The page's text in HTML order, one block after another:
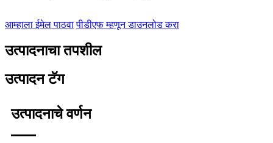
आम्हाला ईमेल पाठवा पीडीएफ म्हणून डाउनलोड करा
उत्पादनाचा तपशील
उत्पादन टॅग
उत्पादनाचे वर्णन